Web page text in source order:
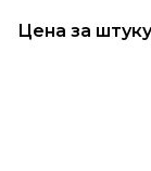
Цена за